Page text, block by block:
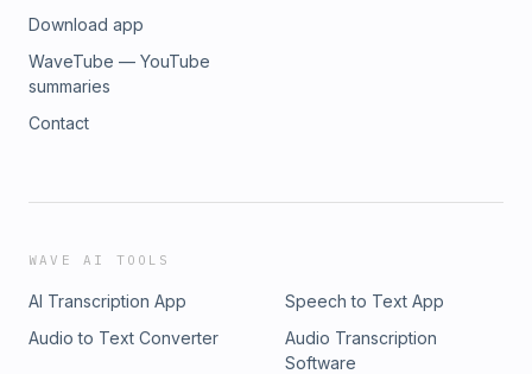
Download app
WaveTube — YouTube
summaries
Contact
WAVE AI TOOLS
AI Transcription App
Speech to Text App
Audio to Text Converter
Audio Transcription
Software